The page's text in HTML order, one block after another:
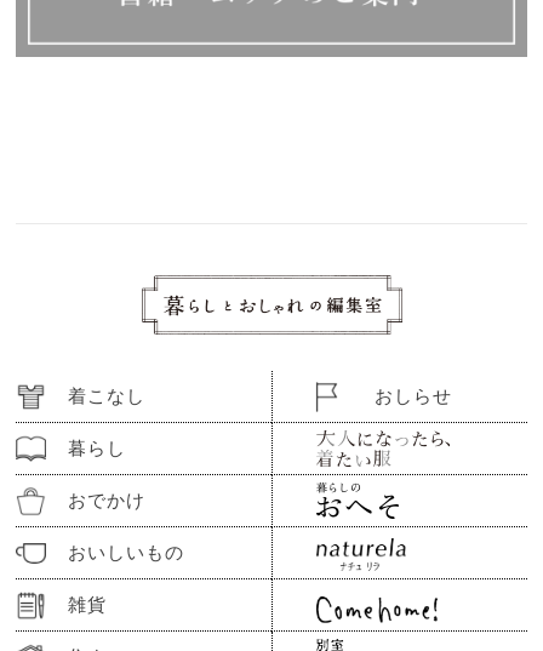
着こなし
暮らし
おでかけ
おいしいもの
雑貨
おしらせ